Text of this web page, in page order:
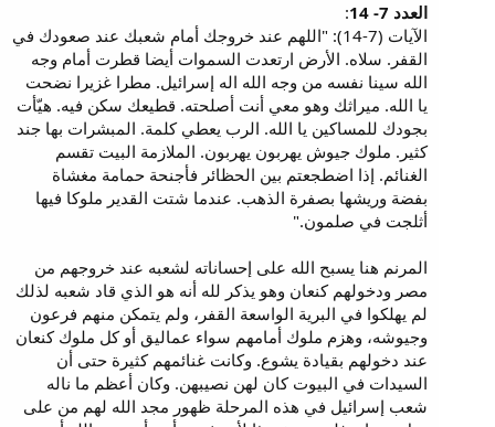
العدد 7- 14
:
الآيات (7-14): "اللهم عند خروجك أمام شعبك عند صعودك في
القفر. سلاه. الأرض ارتعدت السموات أيضا قطرت أمام وجه
الله سينا نفسه من وجه الله اله إسرائيل. مطرا غزيرا نضحت
يا الله. ميراثك وهو معي أنت أصلحته. قطيعك سكن فيه. هيّأت
بجودك للمساكين يا الله. الرب يعطي كلمة. المبشرات بها جند
كثير. ملوك جيوش يهربون يهربون. الملازمة البيت تقسم
الغنائم. إذا اضطجعتم بين الحظائر فأجنحة حمامة مغشاة
بفضة وريشها بصفرة الذهب. عندما شتت القدير ملوكا فيها
أثلجت في صلمون."
المرنم هنا يسبح الله على إحساناته لشعبه عند خروجهم من
مصر ودخولهم كنعان وهو يذكر لله أنه هو الذي قاد شعبه لذلك
لم يهلكوا في البرية الواسعة القفر، ولم يتمكن منهم فرعون
وجيوشه، وهزم ملوك أمامهم سواء عماليق أو كل ملوك كنعان
عند دخولهم بقيادة يشوع. وكانت غنائمهم كثيرة حتى أن
السيدات في البيوت كان لهن نصيبهن. وكان أعظم ما ناله
شعب إسرائيل في هذه المرحلة ظهور مجد الله لهم من على